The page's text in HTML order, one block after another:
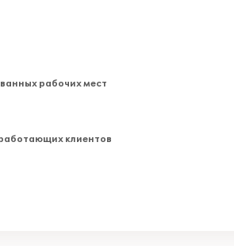
рабочих мест
клиентов